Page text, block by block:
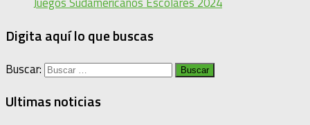
Digita aquí lo que buscas
Buscar:
Ultimas noticias